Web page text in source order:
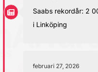
Saabs rekordår: 2
i Linköping
februari 27, 2026